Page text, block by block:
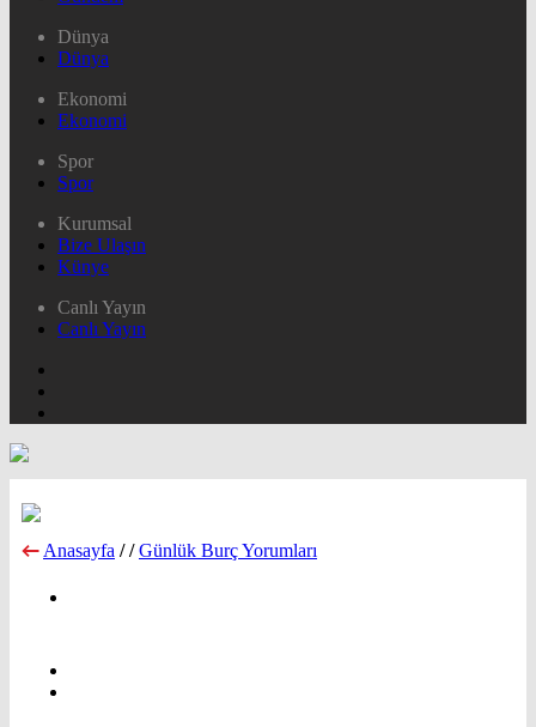
Dünya
Dünya
Ekonomi
Ekonomi
Spor
Spor
Kurumsal
Bize Ulaşın
Künye
Canlı Yayın
Canlı Yayın
Anasayfa / / Günlük Burç Yorumları